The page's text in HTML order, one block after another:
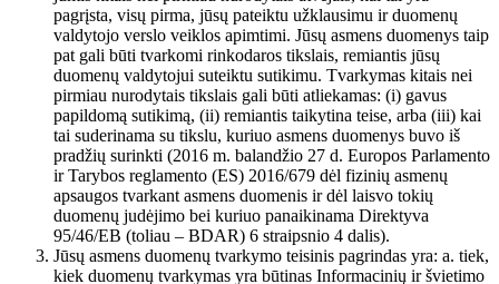
pagrįsta, visų pirma, jūsų pateiktu užklausimu ir duomenų
valdytojo verslo veiklos apimtimi. Jūsų asmens duomenys taip
pat gali būti tvarkomi rinkodaros tikslais, remiantis jūsų
duomenų valdytojui suteiktu sutikimu. Tvarkymas kitais nei
pirmiau nurodytais tikslais gali būti atliekamas: (i) gavus
papildomą sutikimą, (ii) remiantis taikytina teise, arba (iii) kai
tai suderinama su tikslu, kuriuo asmens duomenys buvo iš
pradžių surinkti (2016 m. balandžio 27 d. Europos Parlamento
ir Tarybos reglamento (ES) 2016/679 dėl fizinių asmenų
apsaugos tvarkant asmens duomenis ir dėl laisvo tokių
duomenų judėjimo bei kuriuo panaikinama Direktyva
95/46/EB (toliau – BDAR) 6 straipsnio 4 dalis).
Jūsų asmens duomenų tvarkymo teisinis pagrindas yra: a. tiek,
kiek duomenų tvarkymas yra būtinas Informacinių ir švietimo